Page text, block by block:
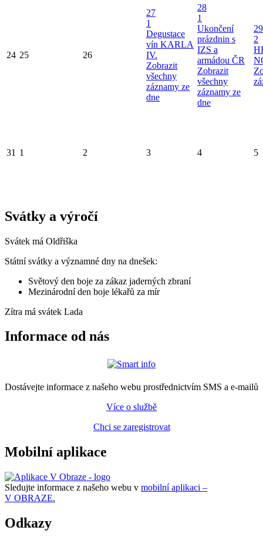
24 25 26
27
1
Degustace
vín KARLA
IV.
Zobrazit
všechny
záznamy ze
dne
28
1
Ukončení
prázdnin s
IZS a
armádou ČR
Zobrazit
všechny
záznamy ze
dne
29
2
31 1 2 3 4 5
Svátky a výročí
Svátek má Oldřiška
Státní svátky a významné dny na dnešek:
Světový den boje za zákaz jaderných zbraní
Mezinárodní den boje lékařů za mír
Zítra má svátek Lada
Informace od nás
Dostávejte informace z našeho webu prostřednictvím SMS a e-mailů
Více o službě
Chci se zaregistrovat
Mobilní aplikace
Sledujte informace z našeho webu v mobilní aplikaci –
V OBRAZE.
Odkazy